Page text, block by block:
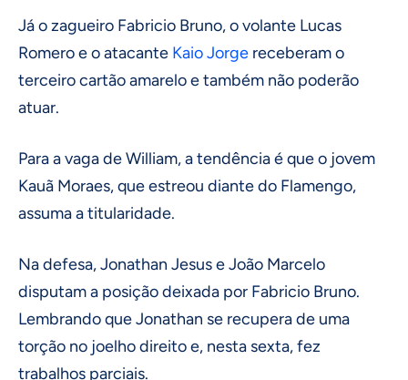
Já o zagueiro Fabricio Bruno, o volante Lucas
Romero e o atacante Kaio Jorge receberam o
terceiro cartão amarelo e também não poderão
atuar.
Para a vaga de William, a tendência é que o jovem
Kauã Moraes, que estreou diante do Flamengo,
assuma a titularidade.
Na defesa, Jonathan Jesus e João Marcelo
disputam a posição deixada por Fabricio Bruno.
Lembrando que Jonathan se recupera de uma
torção no joelho direito e, nesta sexta, fez
trabalhos parciais.